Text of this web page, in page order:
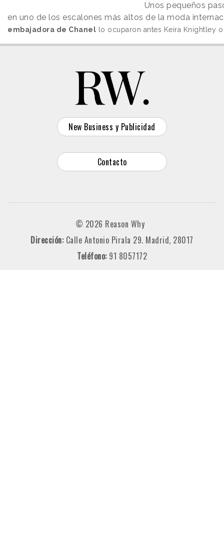
Unos pequeños
en uno de los escalones más altos de la moda
embajadora de Chanel lo ocuparon antes Keira Knightley o
New Business y Publicidad
Contacto
© 2026 Reason Why
Dirección: Calle Antonio Pirala 29. Madrid, 28017
Teléfono: 91 8057172